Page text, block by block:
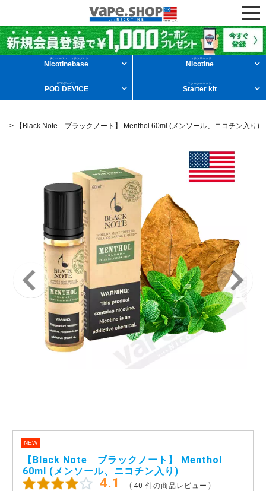
ニコチンリキッドを条件から探す
メンソール フルーツ デザート
ニコチンベース
他の条件から探す
新商品 ニコチンソルト POD型VAPE
アメリカ・カナダ製 日本製（フレーバー）
ニコチンベース・ニコチンソルト
Nicotinebase
ニコチンリキッド
Nicotine
PODデバイス
POD DEVICE
スターターキット
Starter kit
> 【Black Note ブラックノート】 Menthol 60ml (メンソール、ニコチン入り)
NEW
【Black Note ブラックノート】 Menthol
60ml (メンソール、ニコチン入り)
4.1 （ 40 件の商品レビュー ）